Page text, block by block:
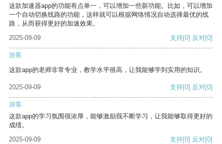
这款加速器app的功能有点单一，可以增加一些新功能。比如，可以增加
一个自动切换线路的功能，这样就可以根据网络情况自动选择最优的线
路，从而获得更好的加速效果。
2025-09-09
支持[0] 反对[0]
游客
这款app的老师非常专业，教学水平很高，让我能够学到实用的知识。
2025-09-09 支持[0] 反对[0]
游客
这款app的学习氛围很浓厚，能够激励我不断学习，让我能够取得更好的
成绩。
2025-09-09
支持[0] 反对[0]